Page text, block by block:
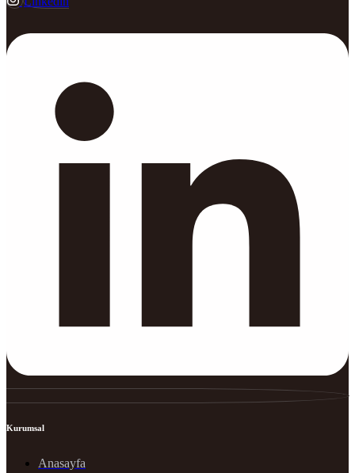
Kurumsal
Anasayfa